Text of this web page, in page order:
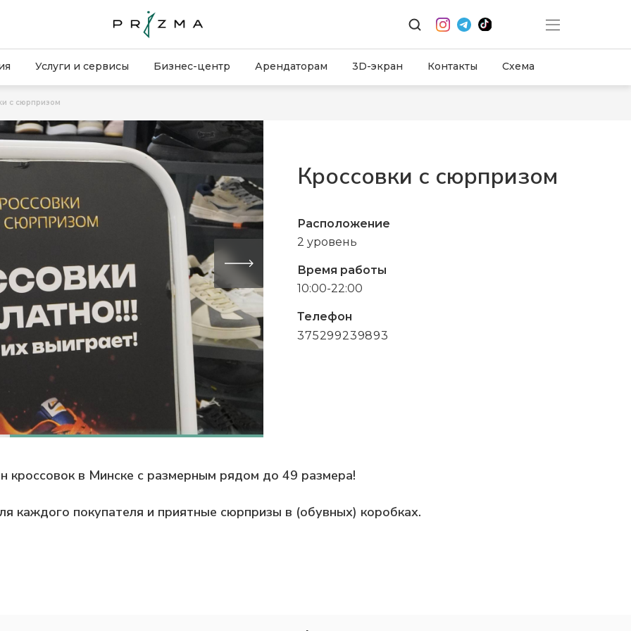
Услуги и сервисы Бизнес-центр Арендаторам 3D-экран Контакты Схема
с сюрпризом
Кроссовки с сюрпризом
Расположение
2 уровень
Время работы
10:00-22:00
Телефон
375299239893
кроссовок в Минске с размерным рядом до 49 размера!
каждого покупателя и приятные сюрпризы в (обувных) коробках.